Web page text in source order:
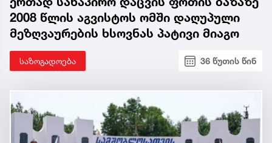
2008 წლის აგვისტოს ომში დაღუპული
მეზღვაურების ხსოვნას პატივი მიაგო
საზოგადოება 36 წუთის წინ